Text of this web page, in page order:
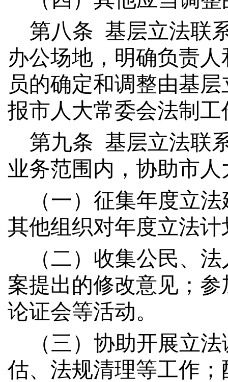
第八条 基层立法联
办公场地，明确负责
员的确定和调整由基
报市人大常委会法制
第九条 基层立法联
业务范围内，协助市
（一） 征集年度立
其他组织对年度立法
（二）收集公民、
案提出的修改意见；
论证会等活动。
（三）协助开展立
估、法规清理等工作